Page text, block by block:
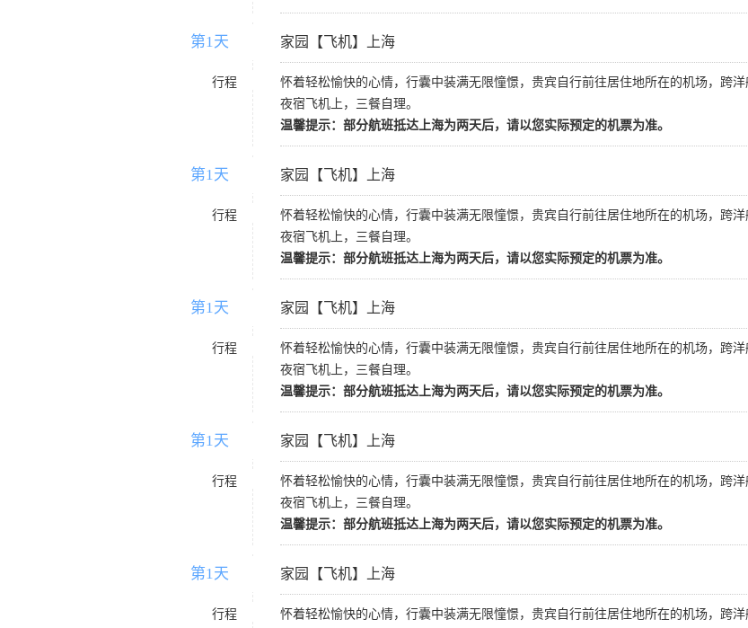
第1天 家园【飞机】上海
行程
怀着轻松愉快的心情，行囊中装满无限憧憬，贵宾自行前往居住地所在的机场，跨洋
夜宿飞机上，三餐自理。
温馨提示：部分航班抵达上海为两天后，请以您实际预定的机票为准。
第1天 家园【飞机】上海
行程
怀着轻松愉快的心情，行囊中装满无限憧憬，贵宾自行前往居住地所在的机场，跨洋
夜宿飞机上，三餐自理。
温馨提示：部分航班抵达上海为两天后，请以您实际预定的机票为准。
第1天 家园【飞机】上海
行程
怀着轻松愉快的心情，行囊中装满无限憧憬，贵宾自行前往居住地所在的机场，跨洋
夜宿飞机上，三餐自理。
温馨提示：部分航班抵达上海为两天后，请以您实际预定的机票为准。
第1天 家园【飞机】上海
行程
怀着轻松愉快的心情，行囊中装满无限憧憬，贵宾自行前往居住地所在的机场，跨洋
夜宿飞机上，三餐自理。
温馨提示：部分航班抵达上海为两天后，请以您实际预定的机票为准。
第1天 家园【飞机】上海
行程
怀着轻松愉快的心情，行囊中装满无限憧憬，贵宾自行前往居住地所在的机场，跨洋